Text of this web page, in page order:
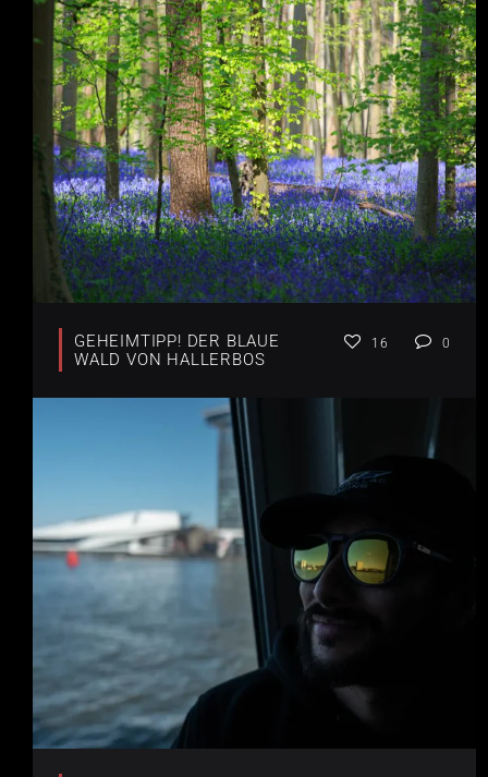
GEHEIMTIPP! DER BLAUE
WALD VON HALLERBOS
16 0